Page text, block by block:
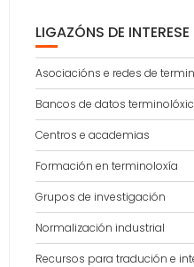
LIGAZÓNS DE INTERESE
Asociacións e redes de
Bancos de datos
Centros e academias
Formación en terminoloxía
Grupos de investigación
Normalización industrial
Recursos para tradución e